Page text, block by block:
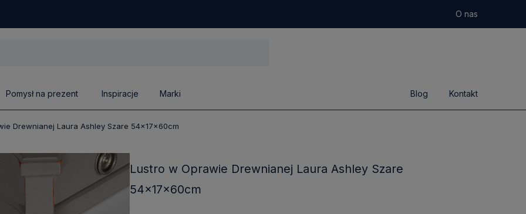
O nas
Pomysł na prezent Inspiracje Marki Blog Kontakt
Drewnianej Laura Ashley Szare 54x17x60cm
Lustro w Oprawie Drewnianej Laura Ashley Szare
54x17x60cm